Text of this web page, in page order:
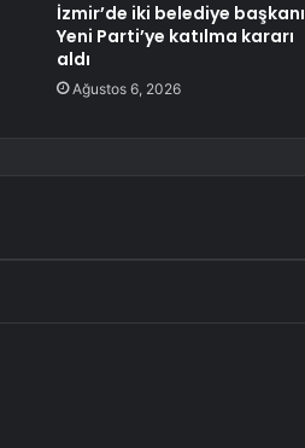
İzmir’de iki belediye başkanı
Yeni Parti’ye katılma kararı
aldı
Ağustos 6, 2026